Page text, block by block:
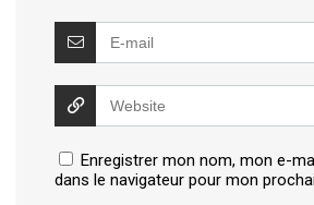
Enregistrer mon nom, mon e-
dans le navigateur pour mon